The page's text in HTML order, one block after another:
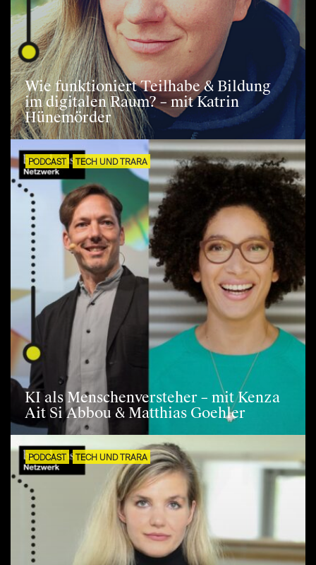
Wie funktioniert Teilhabe & Bildung
im digitalen Raum? – mit Katrin
Hünemörder
PODCAST TECH UND TRARA
KI als Menschenversteher – mit Kenza
Ait Si Abbou & Matthias Goehler
PODCAST TECH UND TRARA